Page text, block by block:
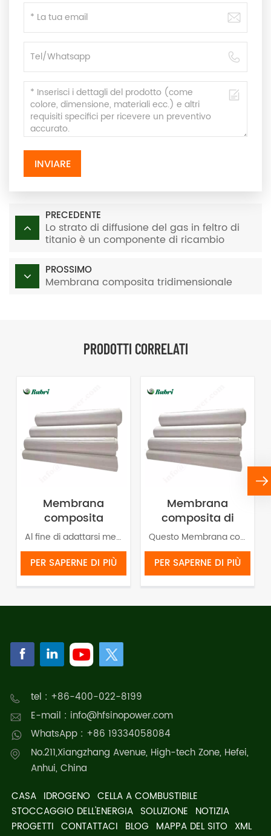
INVIARE
PRECEDENTE
Lo strato di diffusione del gas in feltro di
titanio è un componente di ricambio
elettrolizzatori AWE.
PROSSIMO
Membrana composita tridimensionale
PRODOTTI CORRELATI
Membrana
composita
tridimensionaleAl fine di adattarsi meglio allo sviluppo dell'elettrolizzatore, è stata sviluppata una membrana composita tridimensionale basata sul principio primordiale della natura, più adatta alla struttura del serbatoio pressurizzato.
PER SAPERNE DI PIÙ
Membrana
composita di
acqua
elettrolizzata
alcalina
Questo Membrana composita per elettrolisi alcalinaSi tratta di un'innovazione brevettata, realizzata con polimeri organici, polvere ceramica e un rivestimento di rinforzo. Trova ampia applicazione nei sistemi di elettrolisi dell'acqua per separare efficacemente idrogeno e ossigeno senza ostruire l'elettrolita. Essendo un prodotto tecnologicamente avanzato, rappresenta un componente fondamentale per la produzione di idrogeno verde ad alta efficienza.
PER SAPERNE DI PIÙ
tel : +86-400-022-8199
E-mail : info@hfsinopower.com
WhatsApp : +86 19334058084
No.211,Xiangzhang Avenue, High-tech Zone, Hefei,
Anhui, China
CASA IDROGENO CELLA A COMBUSTIBILE
STOCCAGGIO DELL'ENERGIA SOLUZIONE NOTIZIA
PROGETTI CONTATTACI BLOG MAPPA DEL SITO XML